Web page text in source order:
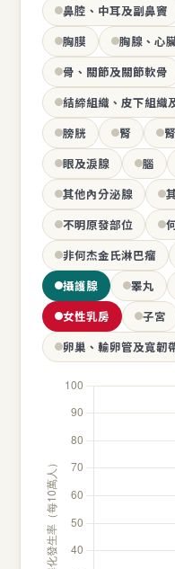
鼻腔、中耳及副鼻竇
胸膜
胸腺、心
骨、關節及關節軟骨
結締組織、皮下組織
膀胱
腎
眼及淚腺
腦
其他內分泌腺
不明原發部位
非何杰金氏淋巴瘤
攝護腺
睪丸
女性乳房
子宮
卵巢、輸卵管及寬韌